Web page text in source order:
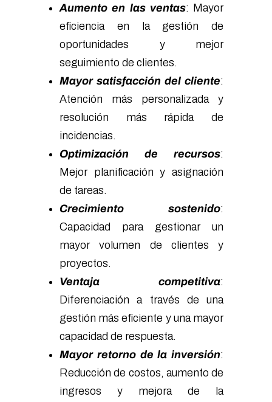
Aumento en las ventas: Mayor
eficiencia en la gestión de
oportunidades y mejor
seguimiento de clientes.
Mayor satisfacción del cliente:
Atención más personalizada y
resolución más rápida de
incidencias.
Optimización de recursos:
Mejor planificación y asignación
de tareas.
Crecimiento sostenido:
Capacidad para gestionar un
mayor volumen de clientes y
proyectos.
Ventaja competitiva:
Diferenciación a través de una
gestión más eficiente y una mayor
capacidad de respuesta.
Mayor retorno de la inversión:
Reducción de costos, aumento de
ingresos y mejora de la